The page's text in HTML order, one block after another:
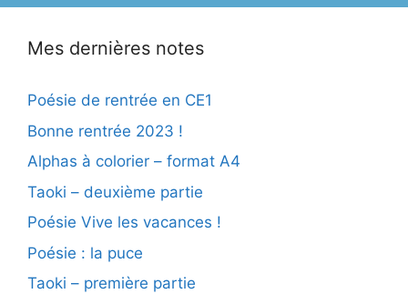
Mes dernières notes
Poésie de rentrée en CE1
Bonne rentrée 2023 !
Alphas à colorier – format A4
Taoki – deuxième partie
Poésie Vive les vacances !
Poésie : la puce
Taoki – première partie